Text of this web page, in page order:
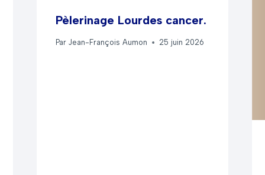
Pèlerinage Lourdes cancer.
Par Jean-François Aumon 25 juin 2026